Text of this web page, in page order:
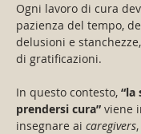
Ogni lavoro di cura
pazienza del tempo,
delusioni e
di gratificazioni.
In questo contesto, “la
prendersi cura” viene
insegnare ai caregivers